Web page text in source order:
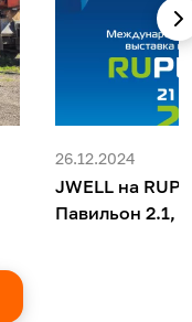
26.12.2024
JWELL на
Павильон 2.1,